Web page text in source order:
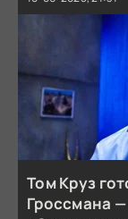
Том Круз
Гроссмана